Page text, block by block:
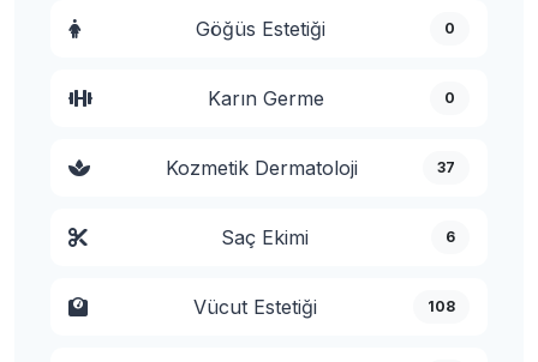
Göğüs Estetiği 0
Karın Germe 0
Kozmetik Dermatoloji 37
Saç Ekimi 6
Vücut Estetiği 108